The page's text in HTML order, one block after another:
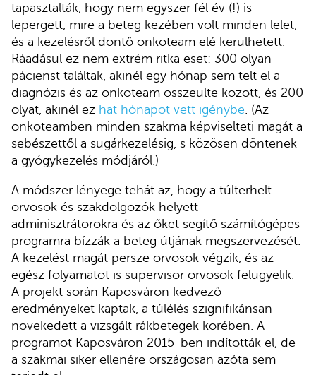
tapasztalták, hogy nem egyszer fél év (!) is
lepergett, mire a beteg kezében volt minden lelet,
és a kezelésről döntő onkoteam elé kerülhetett.
Ráadásul ez nem extrém ritka eset: 300 olyan
pácienst találtak, akinél egy hónap sem telt el a
diagnózis és az onkoteam összeülte között, és 200
olyat, akinél ez hat hónapot vett igénybe. (Az
onkoteamben minden szakma képviselteti magát a
sebészettől a sugárkezelésig, s közösen döntenek
a gyógykezelés módjáról.)
A módszer lényege tehát az, hogy a túlterhelt
orvosok és szakdolgozók helyett
adminisztrátorokra és az őket segítő számítógépes
programra bízzák a beteg útjának megszervezését.
A kezelést magát persze orvosok végzik, és az
egész folyamatot is supervisor orvosok felügyelik.
A projekt során Kaposváron kedvező
eredményeket kaptak, a túlélés szignifikánsan
növekedett a vizsgált rákbetegek körében. A
programot Kaposváron 2015-ben indították el, de
a szakmai siker ellenére országosan azóta sem